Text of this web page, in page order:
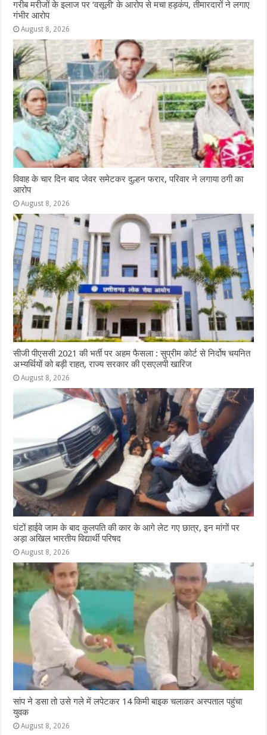
गरीब मरीजों के इलाज पर ‘वसूली’ के आरोप से मचा हड़कंप, तीमारदारों ने लगाए
गंभीर आरोप
August 8, 2026
विवाह के चार दिन बाद जेवर समेटकर दुल्हन फरार, परिवार ने लगाया ठगी का
आरोप
August 8, 2026
सीजी पीएससी 2021 की भर्ती पर अहम फैसला : सुप्रीम कोर्ट से निर्दोष चयनित
अभ्यर्थियों को बड़ी राहत, राज्य सरकार की एसएलपी खारिज
August 8, 2026
घंटों हाईवे जाम के बाद कुलपति की कार के आगे लेट गए छात्र, इन मांगों पर
अड़ा अखिल भारतीय विद्यार्थी परिषद
August 8, 2026
सांप ने डसा तो उसे गले में लपेटकर 14 किमी बाइक चलाकर अस्पताल पहुंचा
युवक
August 8, 2026